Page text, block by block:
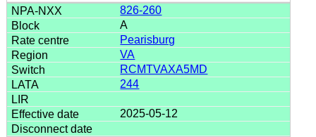
826-260
A
Pearisburg
VA
RCMTVAXA5MD
244
2025-05-12